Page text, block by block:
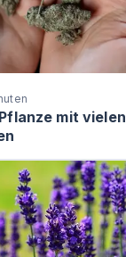
mit vielen